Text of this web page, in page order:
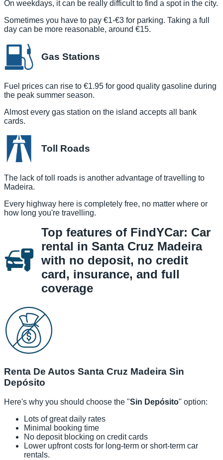
On weekdays, it can be really difficult to find a spot in the city.
Sometimes you have to pay €1-€3 for parking. Taking a full
day can be more reasonable, around €15.
Gas Stations
Fuel prices can rise to €1.95 for good quality gasoline during
the peak summer season.
Almost every gas station on the island accepts all bank
cards.
Toll Roads
The lack of toll roads is another advantage of travelling to
Madeira.
Every highway here is completely free, no matter where or
how long you're travelling.
Top features of FindYCar: Car
rental in Santa Cruz Madeira
with no deposit, no credit
card, insurance, and full
coverage
Renta De Autos Santa Cruz Madeira Sin
Depósito
Here's why you should choose the "Sin Depósito" option:
Lots of great daily rates
Minimal booking time
No deposit blocking on credit cards
Lower upfront costs for long-term or short-term car
rentals.